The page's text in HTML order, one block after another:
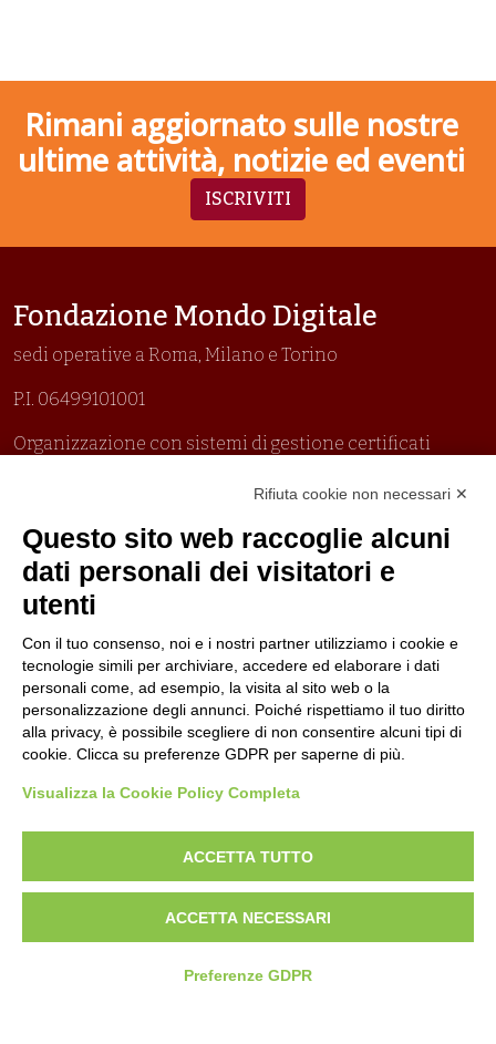
Rimani aggiornato sulle nostre
ultime attività, notizie ed eventi
ISCRIVITI
Fondazione Mondo Digitale
sedi operative a Roma, Milano e Torino
P.I. 06499101001
Organizzazione con sistemi di gestione certificati
Politica per la parità di genere
Politica antibullismo
Piè di pagina
Contatti
Lavora con noi
Amministrazione
Seguici su
Rifiuta cookie non necessari ✕
Questo sito web raccoglie alcuni
dati personali dei visitatori e
utenti
Con il tuo consenso, noi e i nostri partner utilizziamo i cookie e
tecnologie simili per archiviare, accedere ed elaborare i dati
personali come, ad esempio, la visita al sito web o la
personalizzazione degli annunci. Poiché rispettiamo il tuo diritto
alla privacy, è possibile scegliere di non consentire alcuni tipi di
cookie. Clicca su preferenze GDPR per saperne di più.
Visualizza la Cookie Policy Completa
ACCETTA TUTTO
ACCETTA NECESSARI
Preferenze GDPR